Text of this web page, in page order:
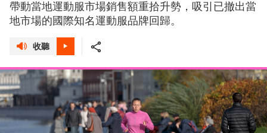
帶動當地運動服市場銷售額重拾升勢，吸引已撤出當
地市場的國際知名運動服品牌回歸。
收聽